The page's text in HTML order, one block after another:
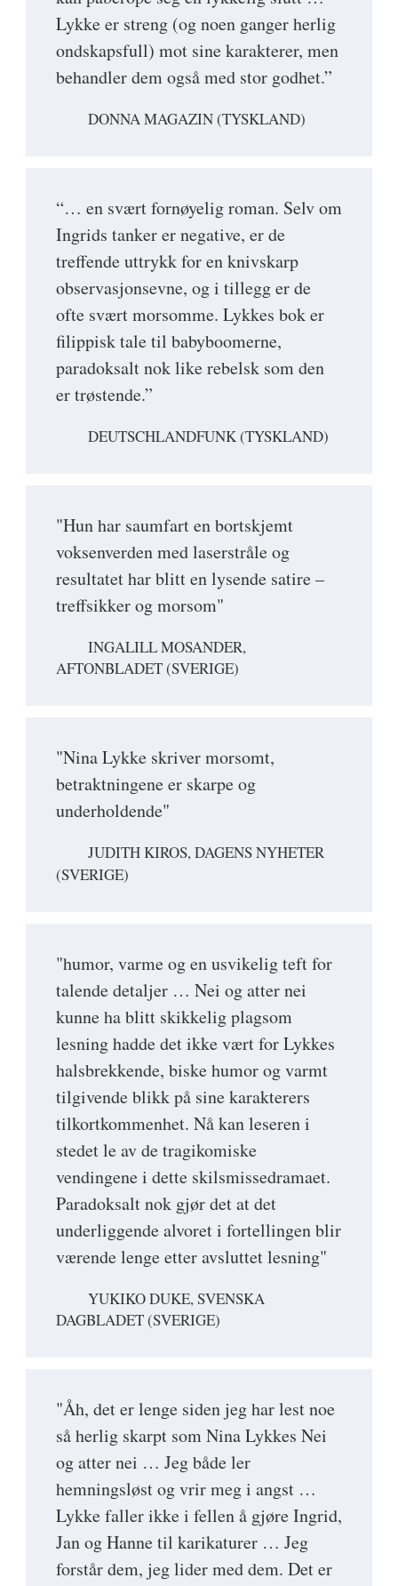
Lykke er streng (og noen ganger herlig
ondskapsfull) mot sine karakterer, men
behandler dem også med stor godhet.”
DONNA MAGAZIN (TYSKLAND)
“… en svært fornøyelig roman. Selv om
Ingrids tanker er negative, er de
treffende uttrykk for en knivskarp
observasjonsevne, og i tillegg er de
ofte svært morsomme. Lykkes bok er
filippisk tale til babyboomerne,
paradoksalt nok like rebelsk som den
er trøstende.”
DEUTSCHLANDFUNK (TYSKLAND)
"Hun har saumfart en bortskjemt
voksenverden med laserstråle og
resultatet har blitt en lysende satire –
treffsikker og morsom"
INGALILL MOSANDER,
AFTONBLADET (SVERIGE)
"Nina Lykke skriver morsomt,
betraktningene er skarpe og
underholdende"
JUDITH KIROS, DAGENS NYHETER
(SVERIGE)
"humor, varme og en usvikelig teft for
talende detaljer … Nei og atter nei
kunne ha blitt skikkelig plagsom
lesning hadde det ikke vært for Lykkes
halsbrekkende, biske humor og varmt
tilgivende blikk på sine karakterers
tilkortkommenhet. Nå kan leseren i
stedet le av de tragikomiske
vendingene i dette skilsmissedramaet.
Paradoksalt nok gjør det at det
underliggende alvoret i fortellingen blir
værende lenge etter avsluttet lesning"
YUKIKO DUKE, SVENSKA
DAGBLADET (SVERIGE)
"Åh, det er lenge siden jeg har lest noe
så herlig skarpt som Nina Lykkes Nei
og atter nei … Jeg både ler
hemningsløst og vrir meg i angst …
Lykke faller ikke i fellen å gjøre Ingrid,
Jan og Hanne til karikaturer … Jeg
forstår dem, jeg lider med dem. Det er